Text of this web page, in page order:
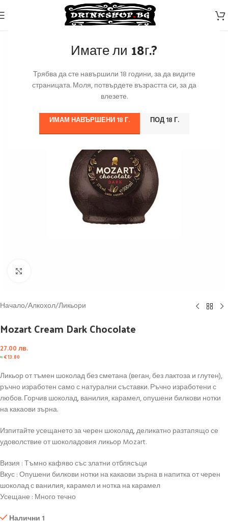
Имате ли 18г.?
Трябва да сте навършили 18 години, за да видите
страницата. Моля, потвърдете възрастта си, за да
влезете.
ИМАМ НАВЪРШЕНИ 18 Г. ПОД 18 Г.
Начало/Алкохол/Ликьори
Mozart Cream Dark Chocolate
27.00 лв.
≈€13.80
Ликьор от тъмен шоколад без сметана (веган, без лактоза и глутен),
ръчно изработен само с натурални съставки. Ръчно изработени с
любов. Горчив шоколад, ванилия, карамел, опушени билкови нотки
на какаови зърна.
Изпитайте усещането за черен шоколад, деликатно разтапящо се
удоволствие от шоколадовия ликьор Mozart.
Визия : Тъмно кафяво със златни отблясъци
Вкус : Опушени билкови нотки на какаови зърна в напитка от черен
шоколад с ванилия, карамел и нотка на карамел
Усещане : Много течно
Налични 1